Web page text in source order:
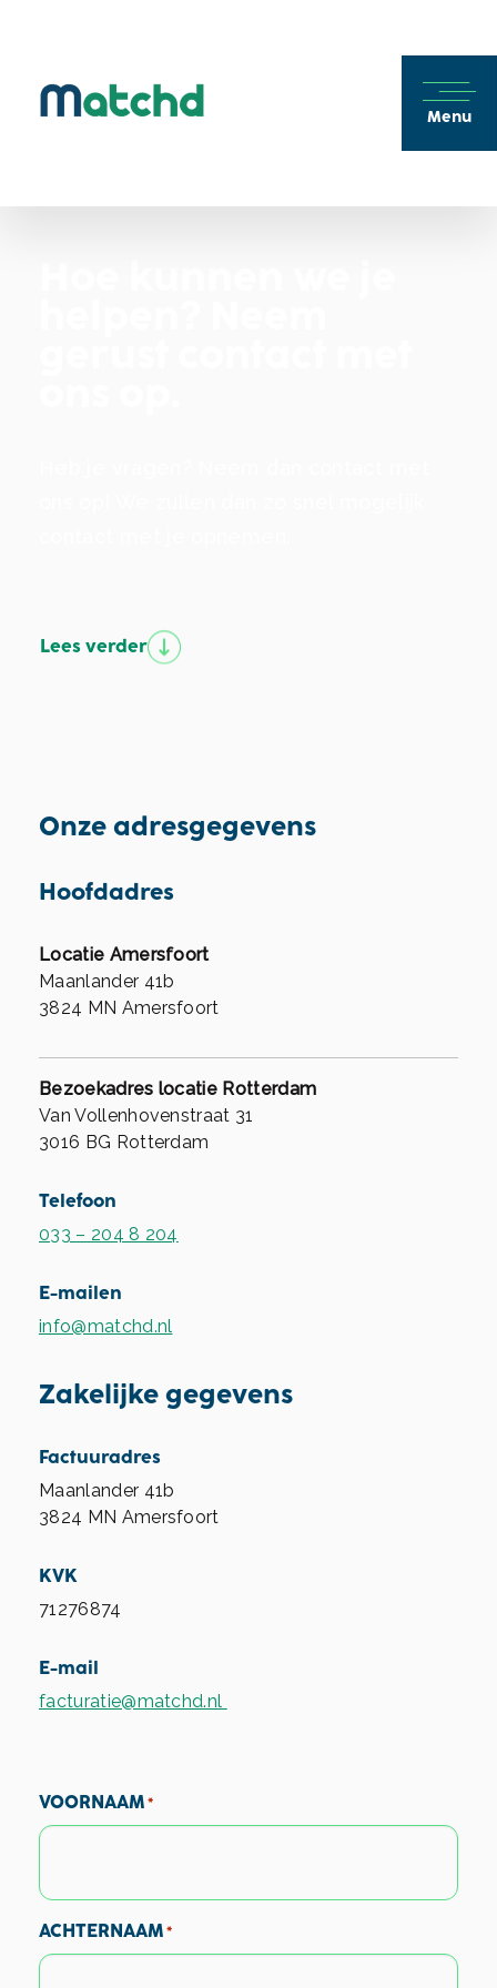
Menu
Lees verder
Onze adresgegevens
Hoofdadres
Locatie Amersfoort
Maanlander 41b
3824 MN Amersfoort
Bezoekadres locatie Rotterdam
Van Vollenhovenstraat 31
3016 BG Rotterdam
Telefoon
033 – 204 8 204
E-mailen
info@matchd.nl
Zakelijke gegevens
Factuuradres
Maanlander 41b
3824 MN Amersfoort
KVK
71276874
E-mail
facturatie@matchd.nl
VOORNAAM *
ACHTERNAAM *